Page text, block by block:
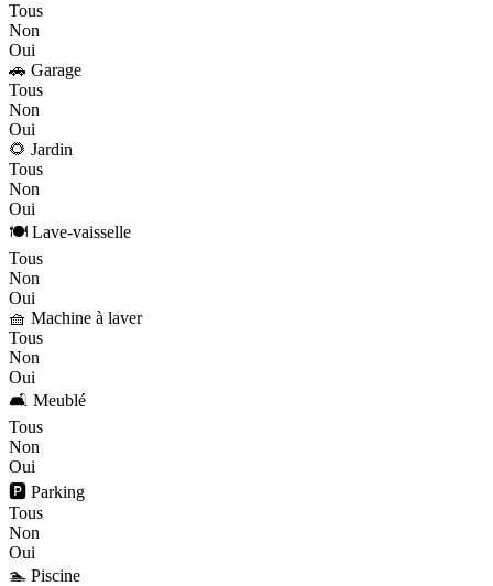
Tous
Non
Oui
🚗 Garage
Tous
Non
Oui
🌻 Jardin
Tous
Non
Oui
🍽️ Lave-vaisselle
Tous
Non
Oui
🧺 Machine à laver
Tous
Non
Oui
🛋️ Meublé
Tous
Non
Oui
🅿️ Parking
Tous
Non
Oui
🏊 Piscine